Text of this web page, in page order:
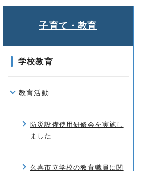
子育て・教育
学校教育
教育活動
防災設備使用研修会を実施し
ました
久喜市立学校の教育職員に関